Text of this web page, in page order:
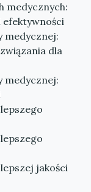
medycznych:
medycznej:
dla
medycznej:
jakości